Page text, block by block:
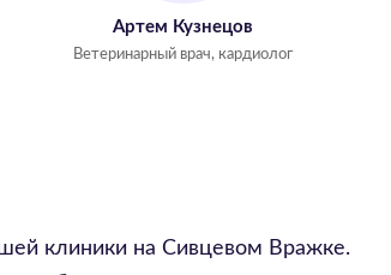
Артем Кузнецов
Ветеринарный врач, кардиолог
клиники на Сивцевом Вражке.